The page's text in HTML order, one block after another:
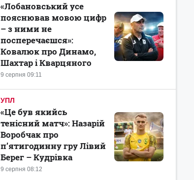
9 серпня 09:11
«Лобановський усе
пояснював мовою цифр
– з ними не
посперечаєшся»:
Ковалюк про Динамо,
Шахтар і Кварцяного
УПЛ
9 серпня 08:12
«Це був якийсь
тенісний матч»: Назарій
Воробчак про
п’ятигодинну гру Лівий
Берег – Кудрівка